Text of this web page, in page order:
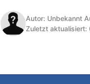
Autor: Unbekannt
Zuletzt aktualisiert: